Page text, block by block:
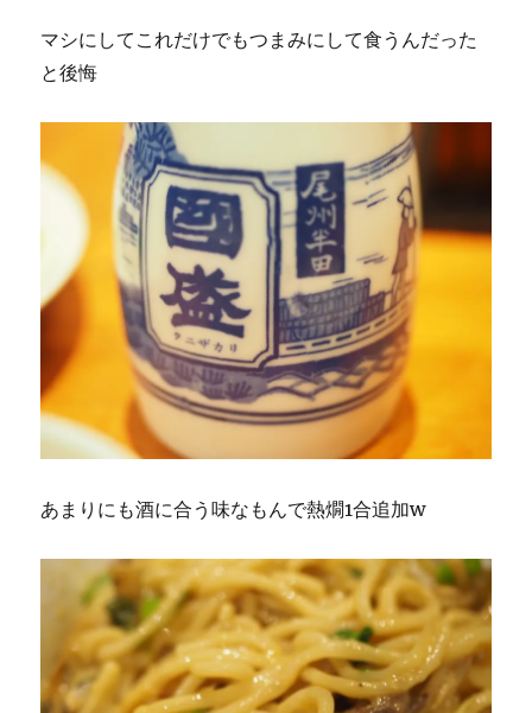
マシにしてこれだけでもつまみにして食うんだった
と後悔
あまりにも酒に合う味なもんで熱燗1合追加w